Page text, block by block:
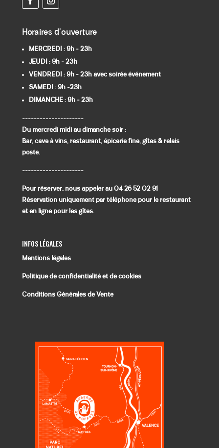
Horaires d'ouverture
MERCREDI : 9h - 23h
JEUDI : 9h - 23h
VENDREDI : 9h - 23h avec soirée événement
SAMEDI : 9h -23h
DIMANCHE : 9h - 23h
---------------------
Du mercredi midi au dimanche soir :
Bar, cave à vins, restaurant, épicerie fine, gîtes & relais
poste.
---------------------
Pour réserver, nous appeler au 04 26 52 02 91
Réservation uniquement par téléphone pour le restaurant
et en ligne pour les gîtes.
INFOS LÉGALES
Mentions légales
Politique de confidentialité et de cookies
Conditions Générales de Vente